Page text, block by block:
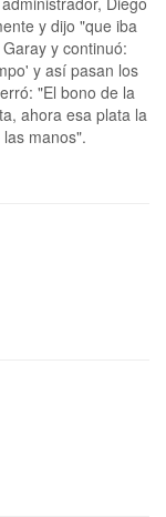
y dijo "que iba
y continuó:
y así pasan los
"El bono de la
ahora esa plata la
manos".